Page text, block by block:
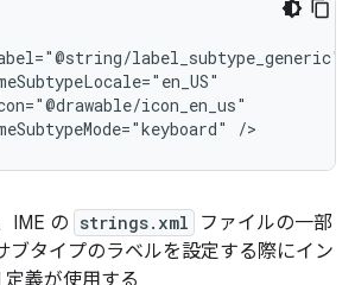
/>
IME の strings.xml
ファイルの一部
ブタイプのラベルを設定する際にイン
定義が使用する